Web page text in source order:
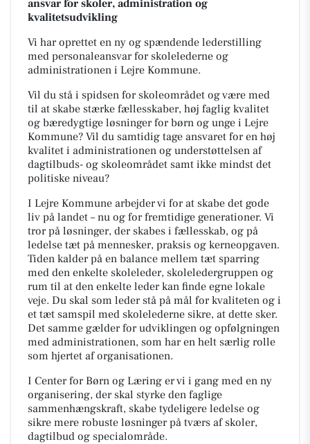
ansvar for skoler, administration og
kvalitetsudvikling
Vi har oprettet en ny og spændende lederstilling
med personaleansvar for skolelederne og
administrationen i Lejre Kommune.
Vil du stå i spidsen for skoleområdet og være med
til at skabe stærke fællesskaber, høj faglig kvalitet
og bæredygtige løsninger for børn og unge i Lejre
Kommune? Vil du samtidig tage ansvaret for en høj
kvalitet i administrationen og understøttelsen af
dagtilbuds- og skoleområdet samt ikke mindst det
politiske niveau?
I Lejre Kommune arbejder vi for at skabe det gode
liv på landet – nu og for fremtidige generationer. Vi
tror på løsninger, der skabes i fællesskab, og på
ledelse tæt på mennesker, praksis og kerneopgaven.
Tiden kalder på en balance mellem tæt sparring
med den enkelte skoleleder, skoleledergruppen og
rum til at den enkelte leder kan finde egne lokale
veje. Du skal som leder stå på mål for kvaliteten og i
et tæt samspil med skolelederne sikre, at dette sker.
Det samme gælder for udviklingen og opfølgningen
med administrationen, som har en helt særlig rolle
som hjertet af organisationen.
I Center for Børn og Læring er vi i gang med en ny
organisering, der skal styrke den faglige
sammenhængskraft, skabe tydeligere ledelse og
sikre mere robuste løsninger på tværs af skoler,
dagtilbud og specialområde.